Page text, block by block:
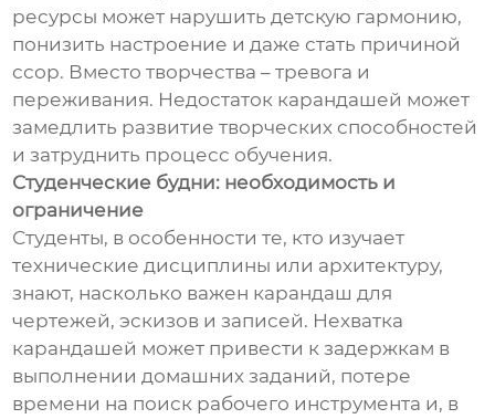
ресурсы может нарушить детскую гармонию,
понизить настроение и даже стать причиной
ссор. Вместо творчества – тревога и
переживания. Недостаток карандашей может
замедлить развитие творческих способностей
и затруднить процесс обучения.
Студенческие будни: необходимость и
ограничение
Студенты, в особенности те, кто изучает
технические дисциплины или архитектуру,
знают, насколько важен карандаш для
чертежей, эскизов и записей. Нехватка
карандашей может привести к задержкам в
выполнении домашних заданий, потере
времени на поиск рабочего инструмента и, в